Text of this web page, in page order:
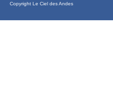
Copyright Le Ciel des Andes